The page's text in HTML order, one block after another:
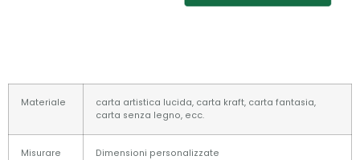
Materiale
carta artistica lucida, carta kraft, carta fantasia,
carta senza legno, ecc.
Misurare Dimensioni personalizzate